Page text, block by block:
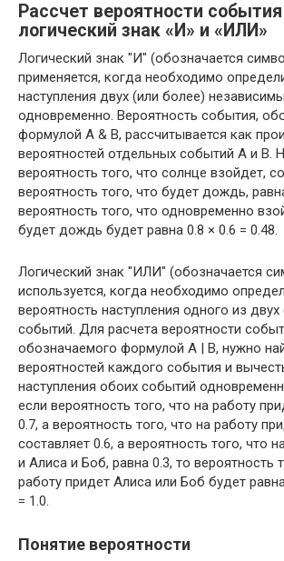
Рассчет вероятности
логический знак «И» и «ИЛИ»
Логический знак "И" (обозначается
применяется, когда необходимо
наступления двух (или более)
одновременно. Вероятность события,
формулой А & В, рассчитывается как
вероятностей отдельных событий A и В.
вероятность того, что солнце взойдет,
вероятность того, что будет дождь,
вероятность того, что одновременно
будет дождь будет равна 0.8 × 0.6 = 0.48.
Логический знак "ИЛИ" (обозначается
используется, когда необходимо
вероятность наступления одного из
событий. Для расчета вероятности
обозначаемого формулой А | В, нужно
вероятностей каждого события и
наступления обоих событий
если вероятность того, что на работу
0.7, а вероятность того, что на работу
составляет 0.6, а вероятность того, что
и Алиса и Боб, равна 0.3, то вероятность
работу придет Алиса или Боб будет
= 1.0.
Понятие вероятности